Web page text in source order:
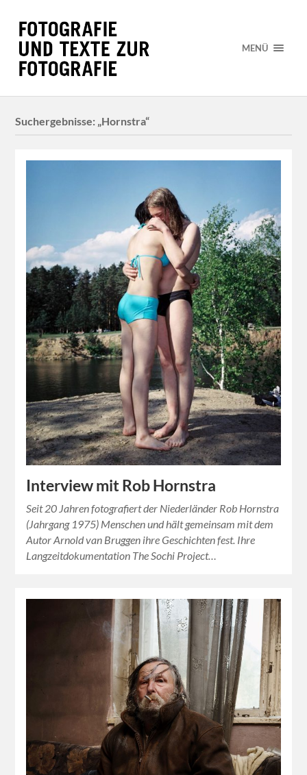
MENÜ
Suchergebnisse: „Hornstra“
Interview mit Rob Hornstra
Seit 20 Jahren fotografiert der Niederländer Rob Hornstra
(Jahrgang 1975) Menschen und hält gemeinsam mit dem
Autor Arnold van Bruggen ihre Geschichten fest. Ihre
Langzeitdokumentation The Sochi Project…